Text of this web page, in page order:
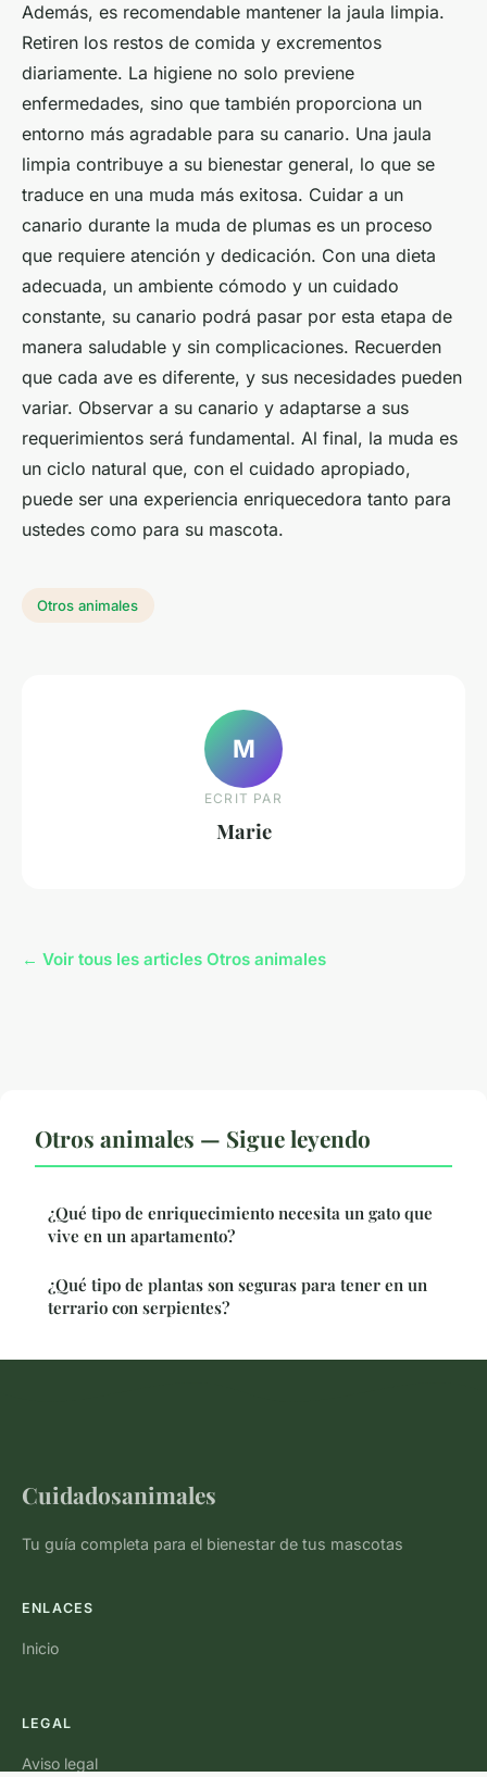
Además, es recomendable mantener la jaula limpia.
Retiren los restos de comida y excrementos
diariamente. La higiene no solo previene
enfermedades, sino que también proporciona un
entorno más agradable para su canario. Una jaula
limpia contribuye a su bienestar general, lo que se
traduce en una muda más exitosa. Cuidar a un
canario durante la muda de plumas es un proceso
que requiere atención y dedicación. Con una dieta
adecuada, un ambiente cómodo y un cuidado
constante, su canario podrá pasar por esta etapa de
manera saludable y sin complicaciones. Recuerden
que cada ave es diferente, y sus necesidades pueden
variar. Observar a su canario y adaptarse a sus
requerimientos será fundamental. Al final, la muda es
un ciclo natural que, con el cuidado apropiado,
puede ser una experiencia enriquecedora tanto para
ustedes como para su mascota.
Otros animales
M
ECRIT PAR
Marie
← Voir tous les articles Otros animales
Otros animales — Sigue leyendo
¿Qué tipo de enriquecimiento necesita un gato que
vive en un apartamento?
¿Qué tipo de plantas son seguras para tener en un
terrario con serpientes?
Cuidadosanimales
Tu guía completa para el bienestar de tus mascotas
ENLACES
Inicio
LEGAL
Aviso legal